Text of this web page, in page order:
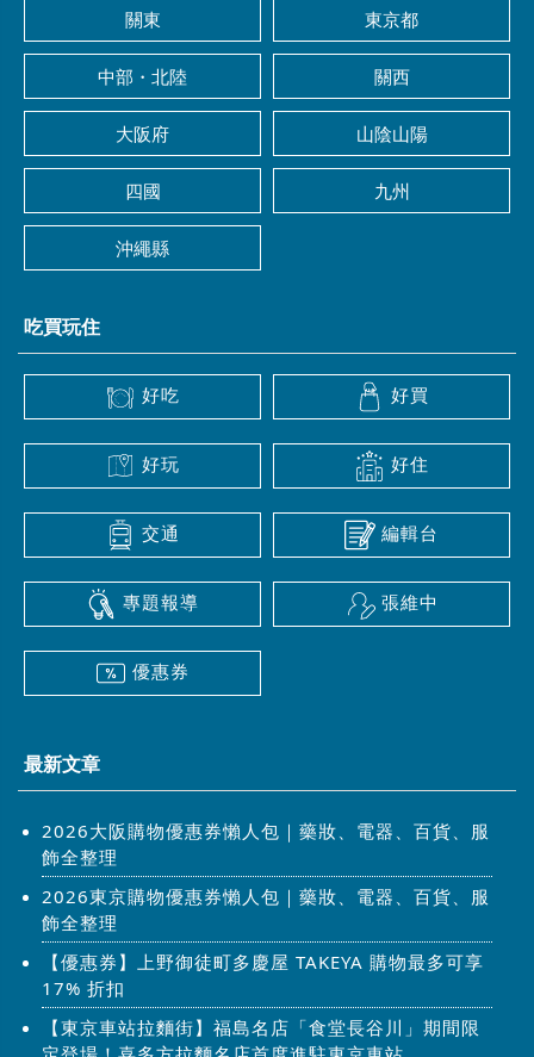
關東 東京都
中部・北陸 關西
大阪府 山陰山陽
四國 九州
沖繩縣
吃買玩住
好吃 好買
好玩 好住
交通 編輯台
專題報導 張維中
優惠券
最新文章
2026大阪購物優惠券懶人包｜藥妝、電器、百貨、服
飾全整理
2026東京購物優惠券懶人包｜藥妝、電器、百貨、服
飾全整理
【優惠券】上野御徒町多慶屋 TAKEYA 購物最多可享
17% 折扣
【東京車站拉麵街】福島名店「食堂長谷川」期間限